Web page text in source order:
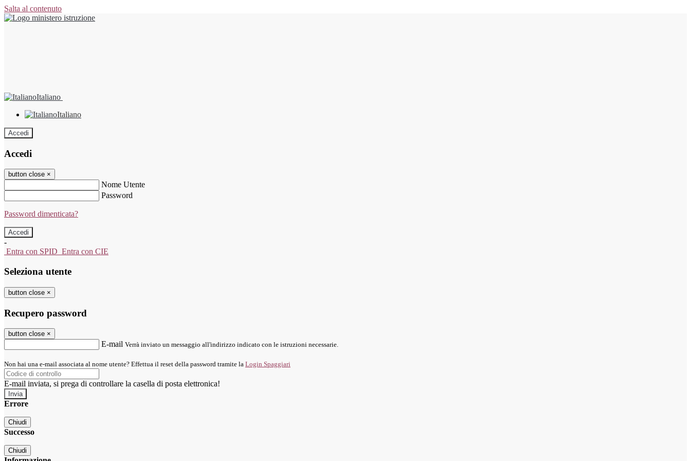
Salta al contenuto
Italiano
Italiano
Accedi
Accedi
button close ×
Nome Utente
Password
Password dimenticata?
-
Entra con SPID Entra con CIE
Seleziona utente
button close ×
Recupero password
button close ×
E-mail Verrà inviato un messaggio all'indirizzo indicato con le istruzioni necessarie.
Non hai una e-mail associata al nome utente? Effettua il reset della password tramite la Login Spaggiari
E-mail inviata, si prega di controllare la casella di posta elettronica!
Errore
Chiudi
Successo
Chiudi